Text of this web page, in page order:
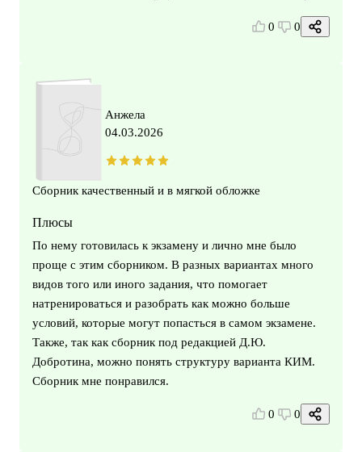
0 0
Анжела
04.03.2026
Сборник качественный и в мягкой обложке
Плюсы
По нему готовилась к экзамену и лично мне было
проще с этим сборником. В разных вариантах много
видов того или иного задания, что помогает
натренироваться и разобрать как можно больше
условий, которые могут попасться в самом экзамене.
Также, так как сборник под редакцией Д.Ю.
Добротина, можно понять структуру варианта КИМ.
Сборник мне понравился.
0 0